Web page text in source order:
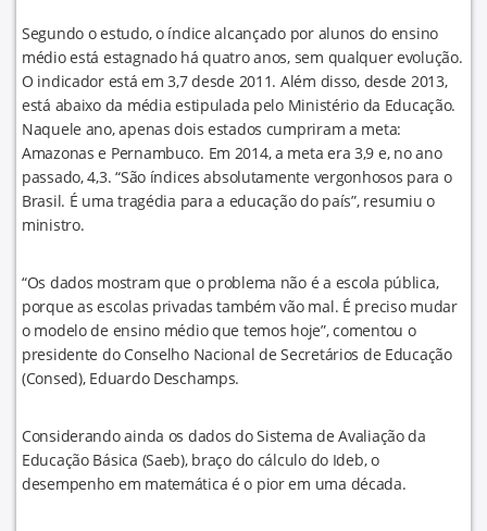
Segundo o estudo, o índice alcançado por alunos do ensino
médio está estagnado há quatro anos, sem qualquer evolução.
O indicador está em 3,7 desde 2011. Além disso, desde 2013,
está abaixo da média estipulada pelo Ministério da Educação.
Naquele ano, apenas dois estados cumpriram a meta:
Amazonas e Pernambuco. Em 2014, a meta era 3,9 e, no ano
passado, 4,3. “São índices absolutamente vergonhosos para o
Brasil. É uma tragédia para a educação do país”, resumiu o
ministro.
“Os dados mostram que o problema não é a escola pública,
porque as escolas privadas também vão mal. É preciso mudar
o modelo de ensino médio que temos hoje”, comentou o
presidente do Conselho Nacional de Secretários de Educação
(Consed), Eduardo Deschamps.
Considerando ainda os dados do Sistema de Avaliação da
Educação Básica (Saeb), braço do cálculo do Ideb, o
desempenho em matemática é o pior em uma década.